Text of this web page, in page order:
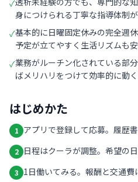
✓
身につけられる丁寧な指導体制が
✓基本的に日曜固定休みの完全週
予定が立てやすく生活リズムも安
✓業務がルーチン化されている部
ばメリハリをつけて効率的に動く
はじめかた
1 アプリで登録して応募。履歴
2 日程はクーラが調整。希望の
3 1日働いてみる。報酬と交通